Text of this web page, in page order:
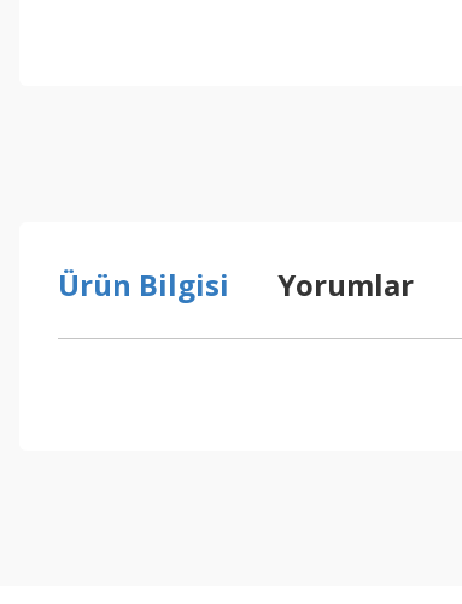
Ürün Bilgisi Yorumlar